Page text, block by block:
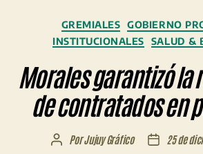
GREMIALES
GOBIERNO
INSTITUCIONALES
SALUD &
Morales garantizó la
de contratados en
AutorPorJujuy Gráfico
Fecha25 de